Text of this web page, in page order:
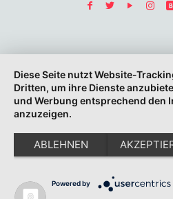
Diese Seite nutzt Website-
Dritten, um ihre Dienste
und Werbung entsprechend den
anzuzeigen.
ABLEHNEN
Powered by